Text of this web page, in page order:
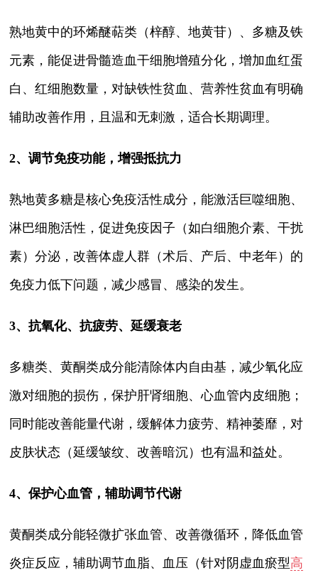
熟地黄中的环烯醚萜类（梓醇、地黄苷）、多糖及铁
元素，能促进骨髓造血干细胞增殖分化，增加血红蛋
白、红细胞数量，对缺铁性贫血、营养性贫血有明确
辅助改善作用，且温和无刺激，适合长期调理。
2、调节免疫功能，增强抵抗力
熟地黄多糖是核心免疫活性成分，能激活巨噬细胞、
淋巴细胞活性，促进免疫因子（如白细胞介素、干扰
素）分泌，改善体虚人群（术后、产后、中老年）的
免疫力低下问题，减少感冒、感染的发生。
3、抗氧化、抗疲劳、延缓衰老
多糖类、黄酮类成分能清除体内自由基，减少氧化应
激对细胞的损伤，保护肝肾细胞、心血管内皮细胞；
同时能改善能量代谢，缓解体力疲劳、精神萎靡，对
皮肤状态（延缓皱纹、改善暗沉）也有温和益处。
4、保护心血管，辅助调节代谢
黄酮类成分能轻微扩张血管、改善微循环，降低血管
炎症反应，辅助调节血脂、血压（针对阴虚血瘀型高